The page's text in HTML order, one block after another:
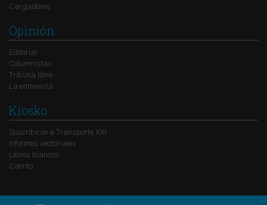
Cargadores
Opinión
Editorial
Columnistas
Tribuna libre
La entrevista
Kiosko
Suscribirse a Transporte XXI
Informes sectoriales
Libros blancos
Carrito